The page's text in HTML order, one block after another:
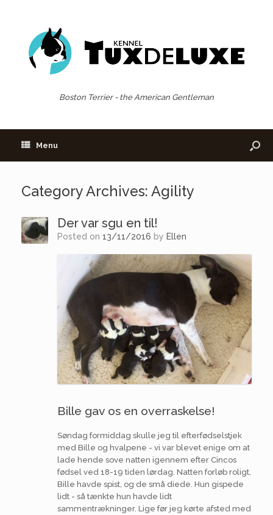
Boston Terrier - the American Gentleman
Menu
Category Archives: Agility
Der var sgu en til!
Posted on 13/11/2016 by Ellen
Bille gav os en overraskelse!
Søndag formiddag skulle jeg til efterfødselstjek
med Bille og hvalpene - vi var blevet enige om at
lade hende sove natten igennem efter Cincos
fødsel ved 18-19 tiden lørdag. Natten forløb roligt,
Bille havde spist, og de små diede. Hun gispede
lidt - så tænkte hun havde lidt
sammentrækninger. Lige før jeg kørte afsted med